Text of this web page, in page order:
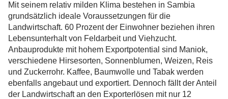
Mit seinem relativ milden Klima bestehen in Sambia
grundsätzlich ideale Voraussetzungen für die
Landwirtschaft. 60 Prozent der Einwohner beziehen ihren
Lebensunterhalt von Feldarbeit und Viehzucht.
Anbauprodukte mit hohem Exportpotential sind Maniok,
verschiedene Hirsesorten, Sonnenblumen, Weizen, Reis
und Zuckerrohr. Kaffee, Baumwolle und Tabak werden
ebenfalls angebaut und exportiert. Dennoch fällt der Anteil
der Landwirtschaft an den Exporterlösen mit nur 12